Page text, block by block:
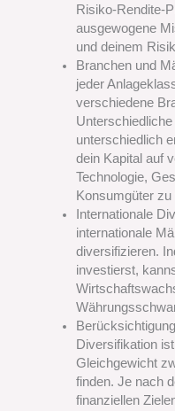
Risiko-Rendite-
ausgewogene
und deinem
Branchen und
jeder
verschiedene
unterschiedlich
dein Kapital auf
Technologie,
Konsumgüter zu
Internationale
internationale
diversifizieren.
investierst,
Diversifikation
Gleichgewicht
finden. Je nach
finanziellen